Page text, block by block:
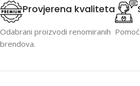
Provjerena kvaliteta
Odabrani proizvodi renomiranih
brendova.